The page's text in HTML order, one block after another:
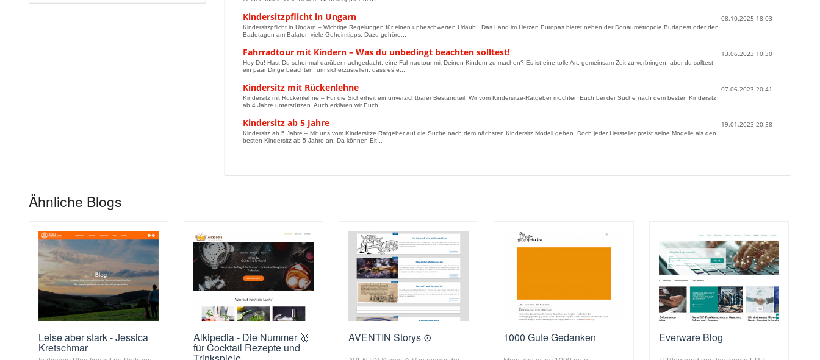
Kindersitzpflicht in Ungarn 08.10.2025 18:03
Kindersitzpflicht in Ungarn – Wichtige Regelungen für einen unbeschwerten Urlaub. Das Land im Herzen Europas bietet neben der Donaumetropole Budapest oder den
Badetagen am Balaton viele Geheimtipps. Dazu gehöre...
Fahrradtour mit Kindern – Was du unbedingt beachten solltest! 13.06.2023 10:30
Hey Du! Hast Du schonmal darüber nachgedacht, eine Fahrradtour mit Deinen Kindern zu machen? Es ist eine tolle Art, gemeinsam Zeit zu verbringen, aber du solltest
ein paar Dinge beachten, um sicherzustellen, dass es e...
Kindersitz mit Rückenlehne 07.06.2023 20:41
Kindersitz mit Rückenlehne – Für die Sicherheit ein unverzichtbarer Bestandteil. Wir vom Kindersitze-Ratgeber möchten Euch bei der Suche nach dem besten Kindersitz
ab 4 Jahre unterstützen. Auch erklären wir Euch...
Kindersitz ab 5 Jahre 19.01.2023 20:58
Kindersitz ab 5 Jahre – Mit uns vom Kindersitze Ratgeber auf die Suche nach dem nächsten Kindersitz Modell gehen. Doch jeder Hersteller preist seine Modelle als den
besten Kindersitz ab 5 Jahre an. Da können Elt...
Ähnliche Blogs
Leise aber stark - Jessica
Kretschmar
Alkipedia - Die Nummer 🥇
für Cocktail Rezepte und
AVENTIN Storys ⊙ 1000 Gute Gedanken Everware Blog